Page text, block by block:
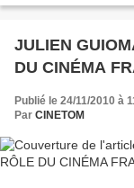
JULIEN
DU CINÉMA
Publié le 24/11/2010 à
Par CINETOM